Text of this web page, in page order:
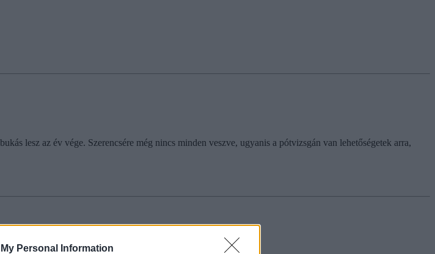
Personal Information
lesz az év vége. Szerencsére még nincs minden veszve, ugyanis a pótvizsgán van lehetőségetek arra,
ben